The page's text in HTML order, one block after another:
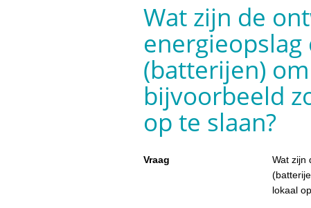
Wat zijn de
(batterijen)
bijvoorbeeld
op te slaan?
Vraag
Wat zijn
lokaal